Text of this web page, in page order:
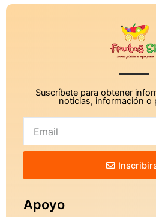
Suscríbete para obtener
noticias, información o
Apoyo